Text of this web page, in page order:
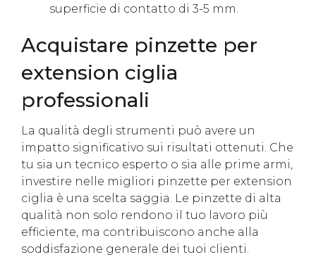
superficie di contatto di 3-5 mm.
Acquistare pinzette per
extension ciglia
professionali
La qualità degli strumenti può avere un
impatto significativo sui risultati ottenuti. Che
tu sia un tecnico esperto o sia alle prime armi,
investire nelle migliori pinzette per extension
ciglia è una scelta saggia. Le pinzette di alta
qualità non solo rendono il tuo lavoro più
efficiente, ma contribuiscono anche alla
soddisfazione generale dei tuoi clienti.